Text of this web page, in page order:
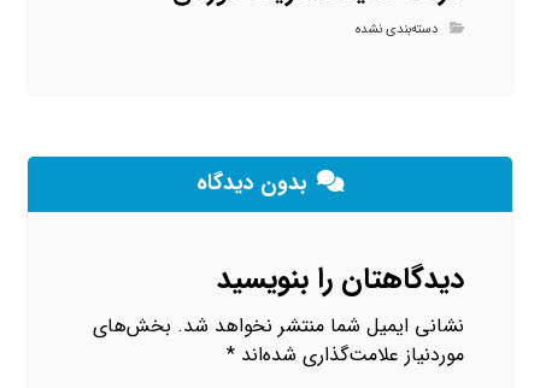
دسته‌بندی نشده
بدون دیدگاه
دیدگاهتان را بنویسید
نشانی ایمیل شما منتشر نخواهد شد. بخش‌های
موردنیاز علامت‌گذاری شده‌اند*